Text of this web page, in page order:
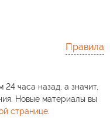
Правила
часа назад, а значит,
Новые материалы вы
странице.